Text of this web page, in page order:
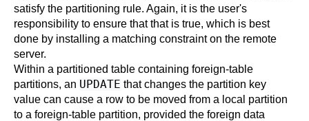
satisfy the partitioning rule. Again, it is the user's
responsibility to ensure that that is true, which is best
done by installing a matching constraint on the remote
server.
Within a partitioned table containing foreign-table
partitions, an UPDATE that changes the partition key
value can cause a row to be moved from a local partition
to a foreign-table partition, provided the foreign data